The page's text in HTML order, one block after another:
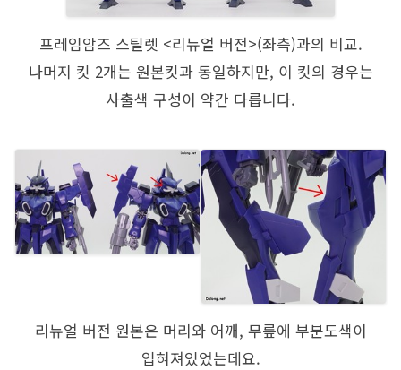
프레임암즈 스틸렛 <리뉴얼 버전>(좌측)과의 비교.
나머지 킷 2개는 원본킷과 동일하지만, 이 킷의 경우는
사출색 구성이 약간 다릅니다.
리뉴얼 버전 원본은 머리와 어깨, 무릎에 부분도색이
입혀져있었는데요.